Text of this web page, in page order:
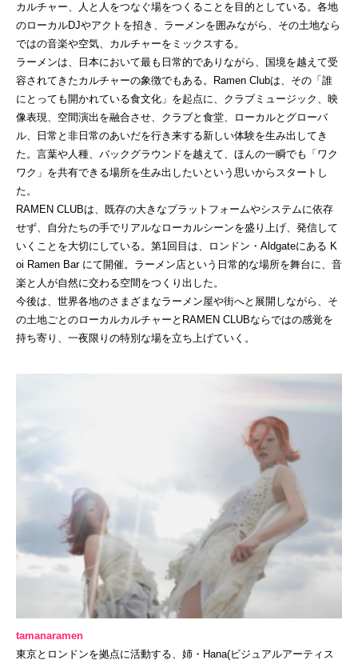
カルチャー、人と人をつなぐ場をつくることを目的としている。各地
のローカルDJやアクトを招き、ラーメンを囲みながら、その土地なら
ではの音楽や空気、カルチャーをミックスする。
ラーメンは、日本において最も日常的でありながら、国境を越えて受
容されてきたカルチャーの象徴でもある。Ramen Clubは、その「誰
にとっても開かれている食文化」を起点に、クラブミュージック、映
像表現、空間演出を融合させ、クラブと食堂、ローカルとグローバ
ル、日常と非日常のあいだを行き来する新しい体験を生み出してき
た。言葉や人種、バックグラウンドを越えて、ほんの一瞬でも「ワク
ワク」を共有できる場所を生み出したいという思いからスタートし
た。
RAMEN CLUBは、既存の大きなプラットフォームやシステムに依存
せず、自分たちの手でリアルなローカルシーンを盛り上げ、発信して
いくことを大切にしている。第1回目は、ロンドン・Aldgateにある K
oi Ramen Bar にて開催。ラーメン店という日常的な場所を舞台に、音
楽と人が自然に交わる空間をつくり出した。
今後は、世界各地のさまざまなラーメン屋や街へと展開しながら、そ
の土地ごとのローカルカルチャーとRAMEN CLUBならではの感覚を
持ち寄り、一夜限りの特別な場を立ち上げていく。
tamanaramen
東京とロンドンを拠点に活動する、姉・Hana(ビジュアルアーティス